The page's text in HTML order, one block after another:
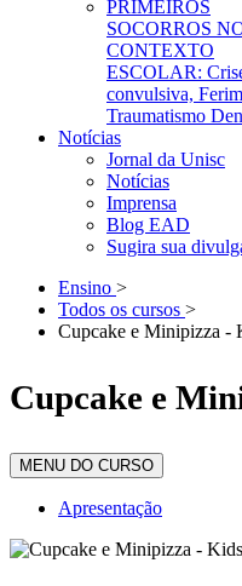
PRIMEIROS
SOCORROS
CONTEXTO
ESCOLAR:
convulsiva,
Traumatismo
Notícias
Jornal da Unisc
Notícias
Imprensa
Blog EAD
Sugira sua
Ensino >
Todos os cursos >
Cupcake e Minipizza -
Cupcake e
MENU DO CURSO
Apresentação